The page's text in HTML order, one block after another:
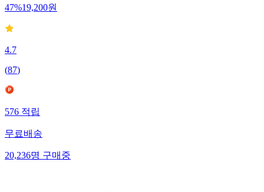
47%19,200원
4.7
(87)
576적립
무료배송
20,236명구매중